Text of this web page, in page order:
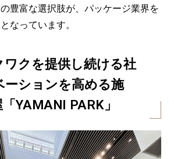
豊富な選択肢が、パッケージ業界を
なっています。
ワクを提供し続ける社
ーションを高める施
YAMANI PARK」